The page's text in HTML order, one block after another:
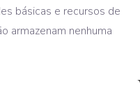
básicas e recursos de
armazenam nenhuma